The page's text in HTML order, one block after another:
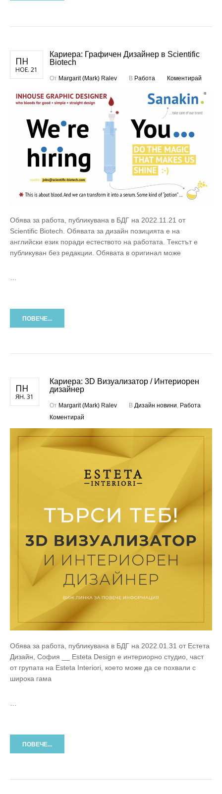
ПН
НОЕ. 21
Кариера: Графичен Дизайнер в Scientific
Biotech
От Margarit (Mark) Ralev В Работа Коментирай
Обява за работа, публикувана в БДГ на 2022.11.21 от
Scientific Biotech. Обявата за дизайн позицията е на
английски език поради естеството на работата. Текстът е
публикуван без редакции. Обявата в оригинал може
ПОВЕЧЕ...
ПН
ЯН. 31
Кариера: 3D Визуализатор / Интериорен
дизайнер
От Margarit (Mark) Ralev В Дизайн новини Работа
Коментирай
Обява за работа, публикувана в БДГ на 2022.01.31 от Естета
Дизайн, София __ Esteta Design е интериорно студио, част
от групата на Esteta Interiori, което може да се похвали с
широка гама
ПОВЕЧЕ...